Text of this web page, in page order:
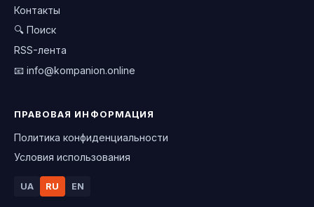
Контакты
🔍 Поиск
RSS-лента
📧 info@kompanion.online
ПРАВОВАЯ ИНФОРМАЦИЯ
Политика конфиденциальности
Условия использования
UA RU EN